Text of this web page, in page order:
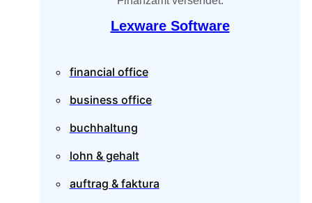
Lexware Software
financial office
business office
buchhaltung
lohn & gehalt
auftrag & faktura